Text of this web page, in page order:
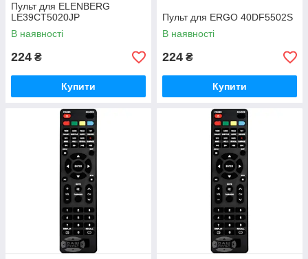
Пульт для ELENBERG
LE39CT5020JP
В наявності
224 ₴
Купити
Пульт для ERGO 40DF5502S
В наявності
224 ₴
Купити